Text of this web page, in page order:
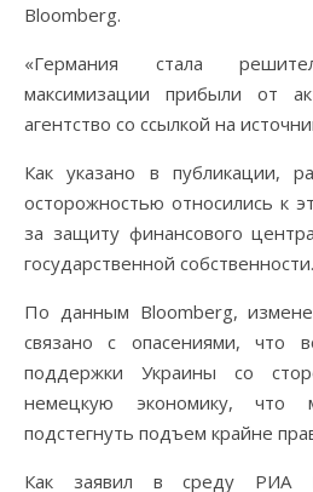
Bloomberg.
«Германия стала
максимизации прибыли от
агентство со ссылкой на
Как указано в публикации,
осторожностью относились к
за защиту финансового
государственной собственности.
По данным Bloomberg,
связано с опасениями, что
поддержки Украины со
немецкую экономику,
подстегнуть подъем крайне
Как заявил в среду РИА